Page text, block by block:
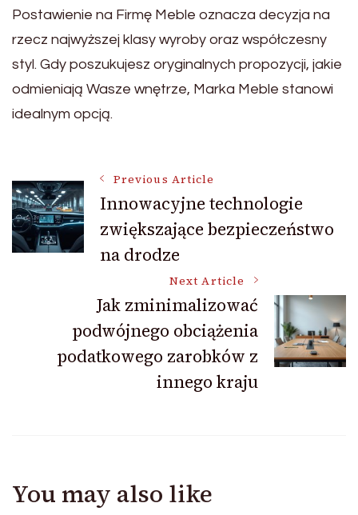
Postawienie na Firmę Meble oznacza decyzja na
rzecz najwyższej klasy wyroby oraz współczesny
styl. Gdy poszukujesz oryginalnych propozycji, jakie
odmieniają Wasze wnętrze, Marka Meble stanowi
idealnym opcją.
Post
Navigation
Previous Article
Innowacyjne technologie
zwiększające bezpieczeństwo
na drodze
Next Article
Jak zminimalizować
podwójnego obciążenia
podatkowego zarobków z
innego kraju
You may also like